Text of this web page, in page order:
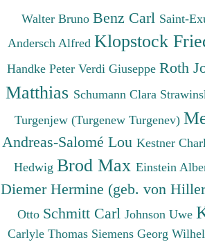
Walter Bruno Benz Carl Saint-
Andersch Alfred Klopstock
Handke Peter Verdi Giuseppe Roth
Matthias Schumann Clara
Turgenjew (Turgenew Turgenev)
Andreas-Salomé Lou Kestner
Hedwig Brod Max Einstein
Diemer Hermine (geb. von
Otto Schmitt Carl Johnson Uwe
Carlyle Thomas Siemens Georg